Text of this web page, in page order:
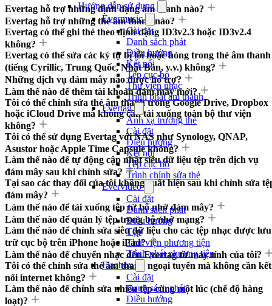
Hướng dẫn sử dụng
Evermusic
Cài đặt
Danh sách phát
Điều hướng
Kết nối
Tệp cục bộ
Thư viện nhạc
Trình phát âm thanh
Evertag
Ánh xạ trường thẻ
Cài đặt
Điều hướng
Kết nối
Tệp cục bộ
Trình chỉnh sửa thẻ
Evervideo
Cài đặt
Danh sách phát
Điều hướng
Tệp
Thư viện phương tiện
Trình phát phương tiện
Flacbox
Cài đặt
Danh sách phát
Điều hướng
Evertag hỗ trợ những định dạng âm thanh nào?
Evertag hỗ trợ những thẻ âm thanh nào?
Evertag có thể ghi thẻ theo định dạng ID3v2.3 hoặc ID3v2.4
không?
Evertag có thể sửa các ký tự bị lỗi hoặc hỏng trong thẻ âm thanh
(tiếng Cyrillic, Trung Quốc, Nhật Bản, v.v.) không?
Những dịch vụ đám mây nào được hỗ trợ?
Làm thế nào để thêm tài khoản đám mây mới?
Tôi có thể chỉnh sửa thẻ âm thanh trong Google Drive, Dropbox
hoặc iCloud Drive mà không cần tải xuống toàn bộ thư viện
không?
Tôi có thể sử dụng Evertag với NAS như Synology, QNAP,
Asustor hoặc Apple Time Capsule không?
Làm thế nào để tự động cập nhật siêu dữ liệu tệp trên dịch vụ
đám mây sau khi chỉnh sửa?
Tại sao các thay đổi của tôi không xuất hiện sau khi chỉnh sửa
đám mây?
Làm thế nào để tải xuống tệp từ bộ nhớ đám mây?
Làm thế nào để quản lý tệp trong bộ nhớ mạng?
Làm thế nào để chỉnh sửa siêu dữ liệu cho các tệp nhạc được lưu
trữ cục bộ trên iPhone hoặc iPad?
Làm thế nào để chuyển nhạc đến Evertag từ máy tính của tôi?
Tôi có thể chỉnh sửa thẻ âm thanh ngoại tuyến mà không cần kết
nối internet không?
Làm thế nào để chỉnh sửa nhiều tệp cùng một lúc (chế độ hàng
loạt)?